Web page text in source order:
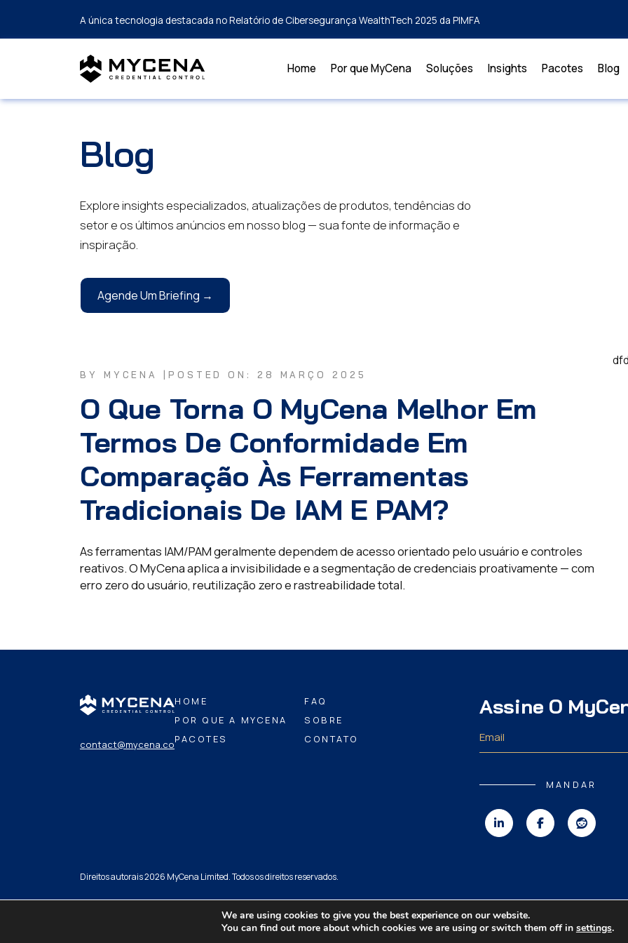
A única tecnologia destacada no Relatório de Cibersegurança WealthTech 2025 da PIMFA
Home Por que MyCena Soluções Insights Pacotes Blog
Blog
Explore insights especializados, atualizações de produtos, tendências do
setor e os últimos anúncios em nosso blog — sua fonte de informação e
inspiração.
Agende Um Briefing →
BY MYCENA | POSTED ON: 28 MARÇO 2025
O Que Torna O MyCena Melhor Em
Termos De Conformidade Em
Comparação Às Ferramentas
Tradicionais De IAM E PAM?
As ferramentas IAM/PAM geralmente dependem de acesso orientado pelo usuário e controles
reativos. O MyCena aplica a invisibilidade e a segmentação de credenciais proativamente — com
erro zero do usuário, reutilização zero e rastreabilidade total.
contact@mycena.co
HOME
POR QUE A MYCENA
PACOTES
FAQ
SOBRE
CONTATO
Assine O
MANDAR
Direitos autorais 2026 MyCena Limited. Todos os direitos reservados.
We are using cookies to give you the best experience on our website.
You can find out more about which cookies we are using or switch them off in settings.